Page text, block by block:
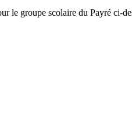
le groupe scolaire du Payré ci-